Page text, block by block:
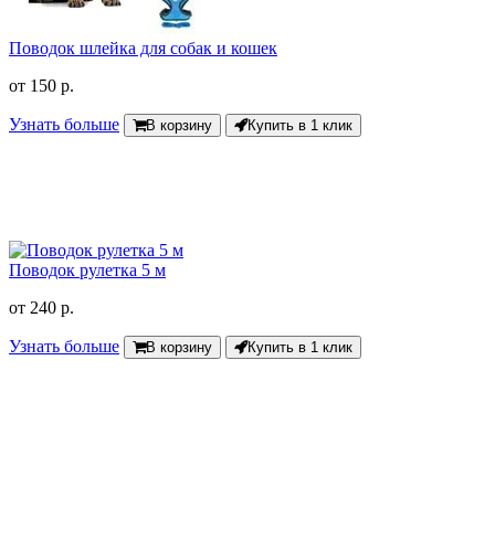
Поводок шлейка для собак и кошек
от 150 р.
Узнать больше В корзину Купить в 1 клик
Поводок рулетка 5 м
от 240 р.
Узнать больше В корзину Купить в 1 клик